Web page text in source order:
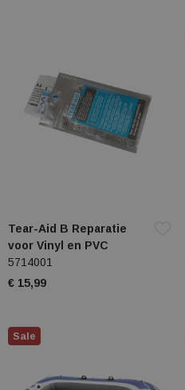
Tear-Aid B Reparatie
voor Vinyl en PVC
5714001
€ 15,99
Sale